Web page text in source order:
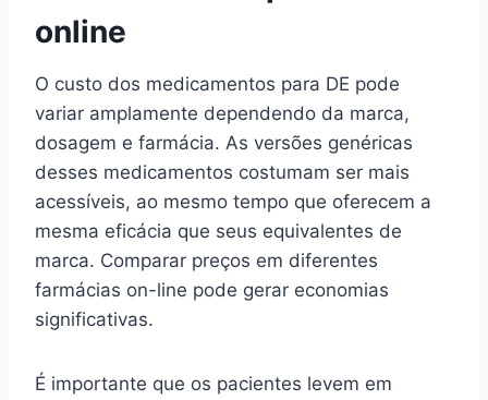
online
O custo dos medicamentos para DE pode
variar amplamente dependendo da marca,
dosagem e farmácia. As versões genéricas
desses medicamentos costumam ser mais
acessíveis, ao mesmo tempo que oferecem a
mesma eficácia que seus equivalentes de
marca. Comparar preços em diferentes
farmácias on-line pode gerar economias
significativas.
É importante que os pacientes levem em